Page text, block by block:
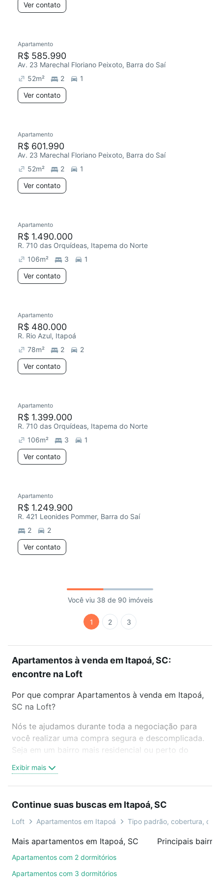
Ver contato
Apartamento
R$ 585.990
Av. 23 Marechal Floriano Peixoto, Barra do Saí
52m² 2
1
Ver contato
Apartamento
R$ 601.990
Av. 23 Marechal Floriano Peixoto, Barra do Saí
52m² 2
1
Ver contato
Apartamento
R$ 1.490.000
R. 710 das Orquídeas, Itapema do Norte
106m² 3
1
Ver contato
Apartamento
R$ 480.000
R. Rio Azul, Itapoá
78m² 2
2
Ver contato
Apartamento
R$ 1.399.000
R. 710 das Orquídeas, Itapema do Norte
106m² 3
1
Ver contato
Apartamento
R$ 1.249.900
R. 421 Leonides Pommer, Barra do Saí
2
2
Ver contato
Você viu 38 de 90 imóveis
1 2 3
Apartamentos à venda em Itapoá, SC:
encontre na Loft
Por que comprar Apartamentos à venda em Itapoá,
SC na Loft?
Nós te ajudamos durante toda a negociação para
você realizar uma compra segura e descomplicada.
Seja em um bairro mais residencial ou perto do
oferta ideal de Apartamentos à venda em Itapoá,
SC para conquistar seu sonho. Agende uma visita
compromisso e você ainda conta com mais de 46
mil corretores e imobiliárias te ajudando na compra,
Como escolher um imóvel?
Use barra de busca no topo para pesquisar por
Exibir mais
Continue suas buscas em Itapoá, SC
Loft Apartamentos em Itapoá Tipo padrão, cobertura,
Mais apartamentos em Itapoá, SC
Apartamentos com 2 dormitórios
Apartamentos com 3 dormitórios
Principais